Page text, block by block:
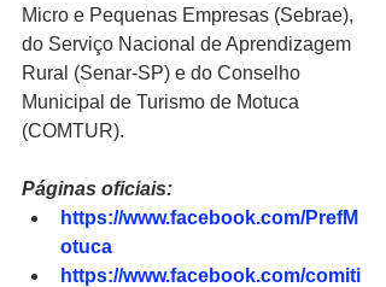
Micro e Pequenas Empresas (Sebrae),
do Serviço Nacional de Aprendizagem
Rural (Senar-SP) e do Conselho
Municipal de Turismo de Motuca
(COMTUR).
Páginas oficiais:
https://www.facebook.com/PrefM
otuca
https://www.facebook.com/comiti